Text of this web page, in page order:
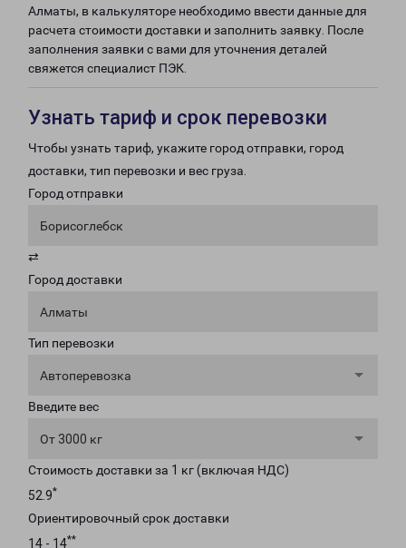
Алматы, в калькуляторе необходимо ввести данные для
расчета стоимости доставки и заполнить заявку. После
заполнения заявки с вами для уточнения деталей
свяжется специалист ПЭК.
Узнать тариф и срок перевозки
Чтобы узнать тариф, укажите город отправки, город
доставки, тип перевозки и вес груза.
Город отправки
Борисоглебск
⇄
Город доставки
Алматы
Тип перевозки
Автоперевозка
Введите вес
От 3000 кг
Стоимость доставки за 1 кг (включая НДС)
52.9*
Ориентировочный срок доставки
14 - 14**